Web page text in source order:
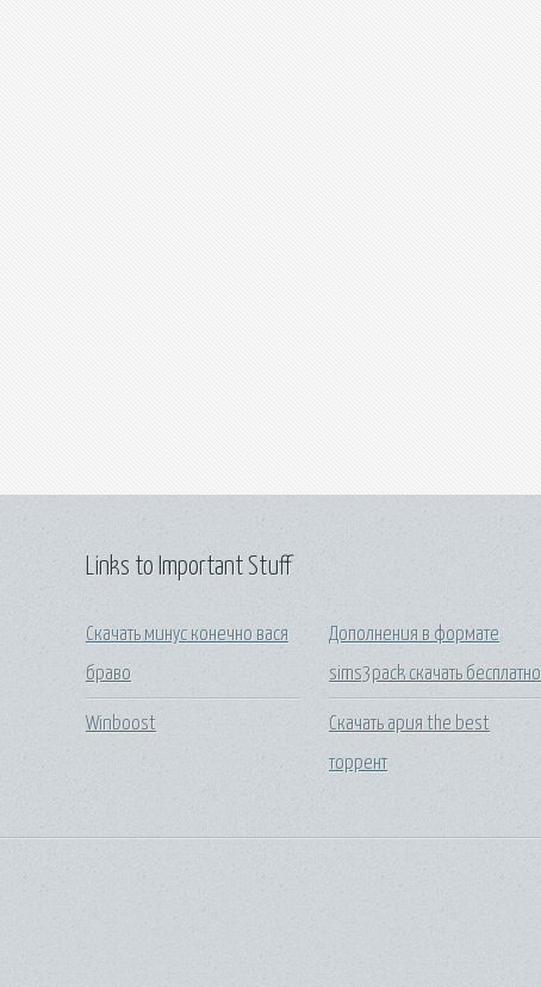
Links to Important Stuff
Скачать минус конечно вася
браво
Winboost
Дополнения в формате
sims3pack скачать бесплатно
Скачать ария the best
торрент